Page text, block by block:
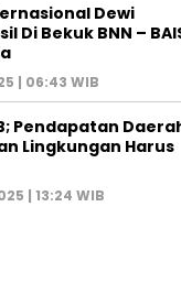
Dewi
Di Bekuk BNN –
| 06:43 WIB
Pendapatan
Lingkungan Harus
| 13:24 WIB